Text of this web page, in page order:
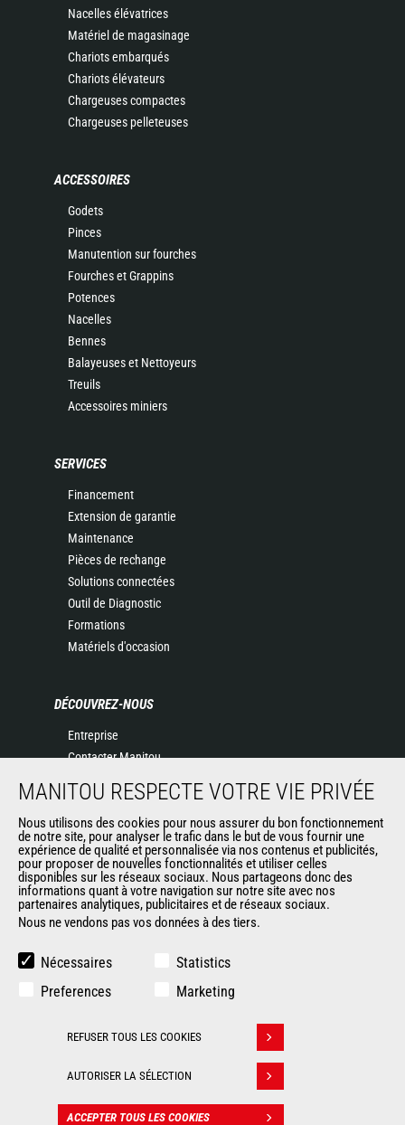
Nacelles élévatrices
Matériel de magasinage
Chariots embarqués
Chariots élévateurs
Chargeuses compactes
Chargeuses pelleteuses
ACCESSOIRES
Godets
Pinces
Manutention sur fourches
Fourches et Grappins
Potences
Nacelles
Bennes
Balayeuses et Nettoyeurs
Treuils
Accessoires miniers
SERVICES
Financement
Extension de garantie
Maintenance
Pièces de rechange
Solutions connectées
Outil de Diagnostic
Formations
Matériels d'occasion
DÉCOUVREZ-NOUS
Entreprise
Contacter Manitou
Politique de protection des données
Evénements
Actualités
Historique
AUTRES SITES DU GROUPE
Manitou Group
Used Manitou Machines
Gehl
© 2026 Informations Politique de protection
MANITOU RESPECTE VOTRE VIE PRIVÉE
Nous utilisons des cookies pour nous assurer du bon fonctionnement
de notre site, pour analyser le trafic dans le but de vous fournir une
expérience de qualité et personnalisée via nos contenus et publicités,
pour proposer de nouvelles fonctionnalités et utiliser celles
disponibles sur les réseaux sociaux. Nous partageons donc des
informations quant à votre navigation sur notre site avec nos
partenaires analytiques, publicitaires et de réseaux sociaux.
Nous ne vendons pas vos données à des tiers.
Nécessaires
Statistics
Preferences
Marketing
REFUSER TOUS LES COOKIES
AUTORISER LA SÉLECTION
ACCEPTER TOUS LES COOKIES